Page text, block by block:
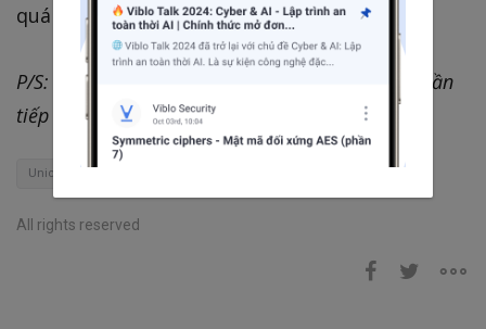
quá
P/S: Mình tạm dừng ở đây và sẽ quay trở lại ở phần
tiếp theo
Unicode
All rights reserved